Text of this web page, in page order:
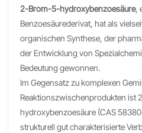
2-Brom-5-hydroxybenzoesäure,
Benzoesäurederivat, hat als
organischen Synthese, der
der Entwicklung von
Bedeutung gewonnen.
Im Gegensatz zu komplexen
Reaktionszwischenprodukten ist
hydroxybenzoesäure (CAS
strukturell gut charakterisierte